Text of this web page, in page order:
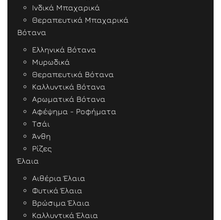
Ινδικά Μπαχαρικά
Θεραπευτικά Μπαχαρικά
Βότανα
Ελληνικά Βότανα
Μυρωδικά
Θεραπευτικά Βότανα
Καλλυντικά Βότανα
Αρωματικά Βότανα
Αφέψημα - Ροφήματα
Τσάι
Άνθη
Ρίζες
Έλαια
Αιθέρια Έλαια
Φυτικά Έλαια
Βρώσιμα Έλαια
Καλλυντικά Έλαια